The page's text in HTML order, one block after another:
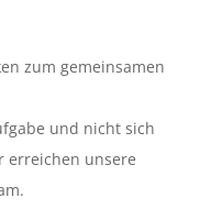
zum gemeinsamen
und nicht sich
erreichen unsere